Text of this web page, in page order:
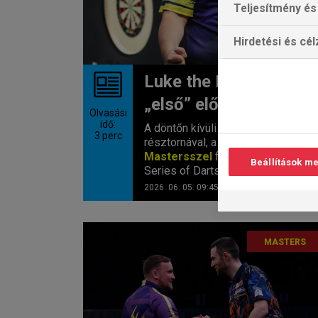
Olvasási
idő:
3 perc
Luke the Nuke újabb
„első” előtt áll?
A döntőn kívüli leggyakoribb
résztornával, a Nordic
Mastersszel folytatódik a World
Series of Darts idei...
2026. 06. 05. 09:45
MASTERS
Teljesítmény
Hirdetési és
Beállítások